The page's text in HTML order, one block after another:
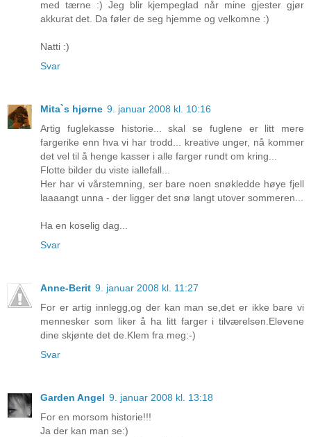
med tærne :) Jeg blir kjempeglad når mine gjester gjør
akkurat det. Da føler de seg hjemme og velkomne :)
Natti :)
Svar
Mita`s hjørne 9. januar 2008 kl. 10:16
Artig fuglekasse historie... skal se fuglene er litt mere
fargerike enn hva vi har trodd... kreative unger, nå kommer
det vel til å henge kasser i alle farger rundt om kring...
Flotte bilder du viste iallefall...
Her har vi vårstemning, ser bare noen snøkledde høye fjell
laaaangt unna - der ligger det snø langt utover sommeren...
Ha en koselig dag...
Svar
Anne-Berit 9. januar 2008 kl. 11:27
For er artig innlegg,og der kan man se,det er ikke bare vi
mennesker som liker å ha litt farger i tilværelsen.Elevene
dine skjønte det de.Klem fra meg:-)
Svar
Garden Angel 9. januar 2008 kl. 13:18
For en morsom historie!!!
Ja der kan man se:)